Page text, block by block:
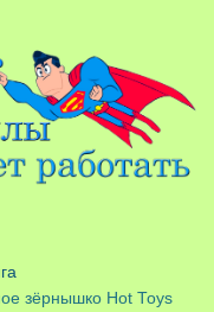
зёрнышко Hot Toys